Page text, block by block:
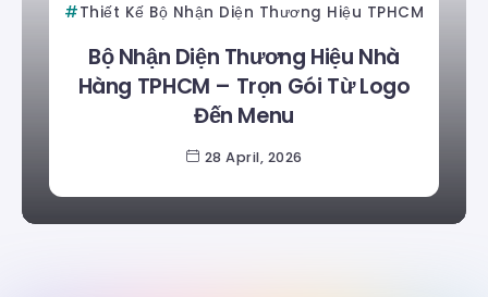
Thiết Kế Bộ Nhận Diện Thương Hiệu TPHCM
Bộ Nhận Diện Thương Hiệu Nhà
Hàng TPHCM – Trọn Gói Từ Logo
Đến Menu
28 April, 2026